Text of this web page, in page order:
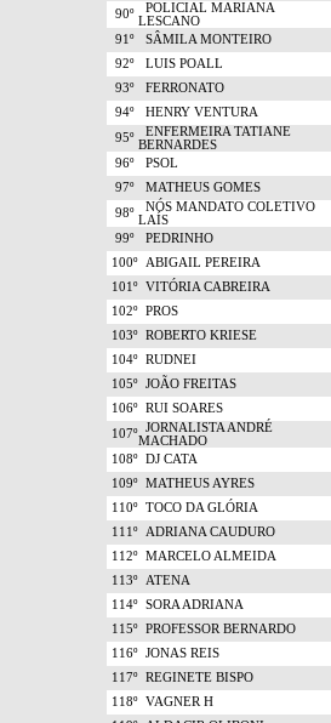
90º
POLICIAL MARIANA
LESCANO
91º
SÂMILA MONTEIRO
92º
LUIS POALL
93º
FERRONATO
94º
HENRY VENTURA
95º
ENFERMEIRA TATIANE
BERNARDES
96º
PSOL
97º
MATHEUS GOMES
98º
NÓS MANDATO COLETIVO
LAÍS
99º
PEDRINHO
100º ABIGAIL PEREIRA
101º VITÓRIA CABREIRA
102º PROS
103º ROBERTO KRIESE
104º RUDNEI
105º JOÃO FREITAS
106º RUI SOARES
107º JORNALISTA ANDRÉ
MACHADO
108º DJ CATA
109º MATHEUS AYRES
110º TOCO DA GLÓRIA
111º ADRIANA CAUDURO
112º MARCELO ALMEIDA
113º ATENA
114º SORA ADRIANA
115º PROFESSOR BERNARDO
116º JONAS REIS
117º REGINETE BISPO
118º VAGNER H